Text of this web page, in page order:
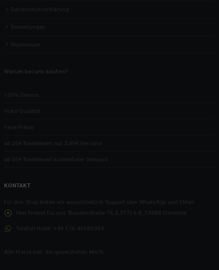
Datenschutzerklärung
Bewertungen
Impressum
Warum bei uns kaufen?
100% Service
Hohe Qualität
Faire Preise
ab 20€ Bestellwert nur 2,49€ Versand
ab 50€ Bestellwert kostenfreier Versand
KONTAKT
Für den Shop bieten wir ausschließlich Support über WhatsApp und EMail
Hier findest Du uns:
Bundesstraße 76 (L317) 6-8, 24988 Oeversee
Telefon Hotel: +49 176 46585369
Alle Preise inkl. der gesetzlichen MwSt.